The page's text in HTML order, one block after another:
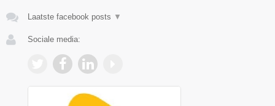
Laatste facebook posts ▼
Sociale media: